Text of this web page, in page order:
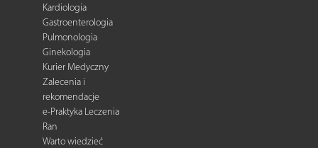
Kardiologia
Gastroenterologia
Pulmonologia
Ginekologia
Kurier Medyczny
Zalecenia i
rekomendacje
e-Praktyka Leczenia
Ran
Warto wiedzieć